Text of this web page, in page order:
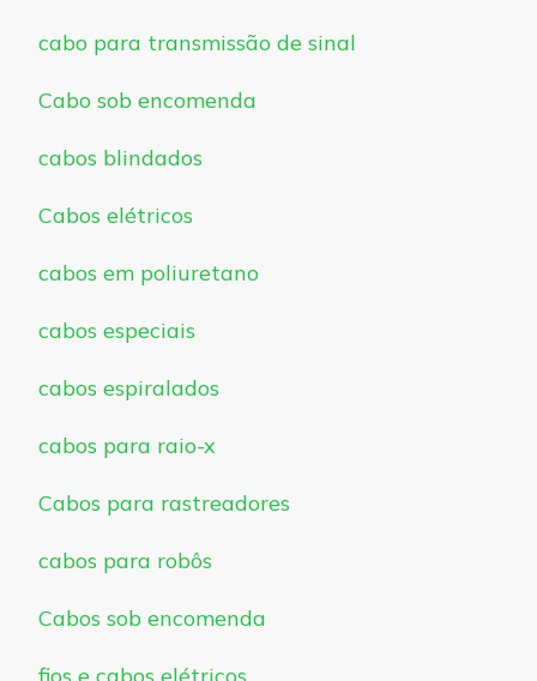
cabo para transmissão de sinal
Cabo sob encomenda
cabos blindados
Cabos elétricos
cabos em poliuretano
cabos especiais
cabos espiralados
cabos para raio-x
Cabos para rastreadores
cabos para robôs
Cabos sob encomenda
fios e cabos elétricos